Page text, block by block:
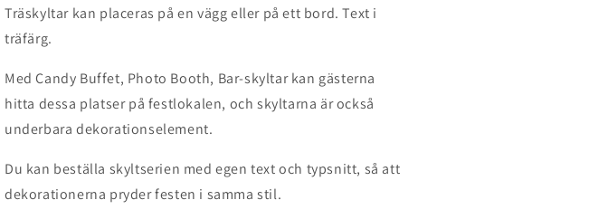
Träskyltar kan placeras på en vägg eller på ett bord. Text i
träfärg.
Med Candy Buffet, Photo Booth, Bar-skyltar kan gästerna
hitta dessa platser på festlokalen, och skyltarna är också
underbara dekorationselement.
Du kan beställa skyltserien med egen text och typsnitt, så att
dekorationerna pryder festen i samma stil.